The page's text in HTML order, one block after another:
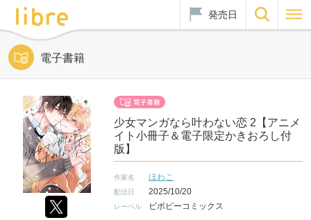
発売日
電子書籍
少女マンガなら叶わない恋 2【アニメ
イト小冊子＆電子限定かきおろし付
版】
作家名 ほわこ
配信日 2025/10/20
レーベル ビボピーコミックス